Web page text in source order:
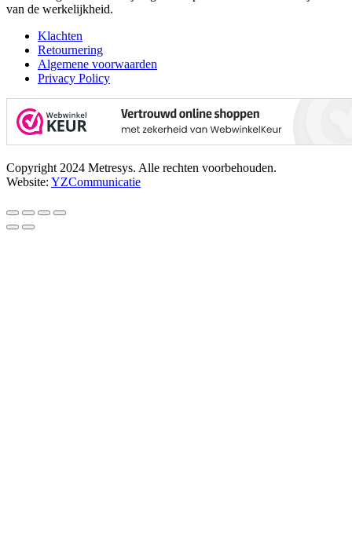
van de werkelijkheid.
Klachten
Retournering
Algemene voorwaarden
Privacy Policy
Copyright 2024 Metresys. Alle rechten voorbehouden.
Website: YZCommunicatie